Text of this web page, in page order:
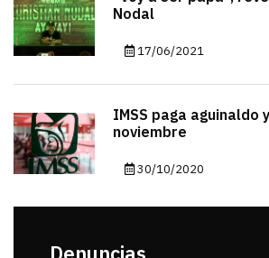
Nodal
17/06/2021
IMSS paga aguinaldo
noviembre
30/10/2020